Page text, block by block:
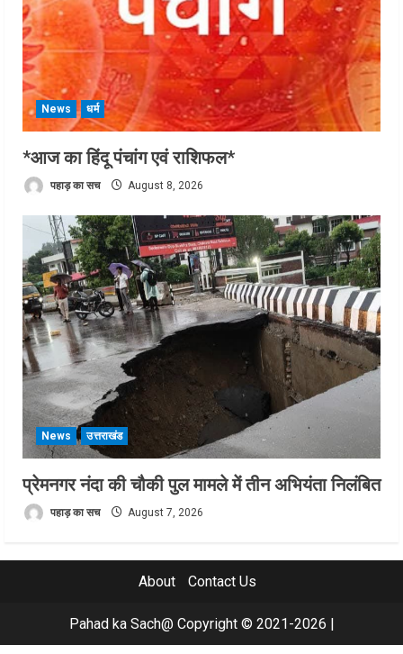
News धर्म
*आज का हिंदू पंचांग एवं राशिफल*
पहाड़ का सच August 8, 2026
News उत्तराखंड
प्रेमनगर नंदा की चौकी पुल मामले में तीन अभियंता निलंबित
पहाड़ का सच August 7, 2026
About Contact Us
Pahad ka Sach@ Copyright © 2021-2026